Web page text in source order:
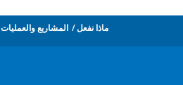
ماذا نفعل المشاريع والعمليات